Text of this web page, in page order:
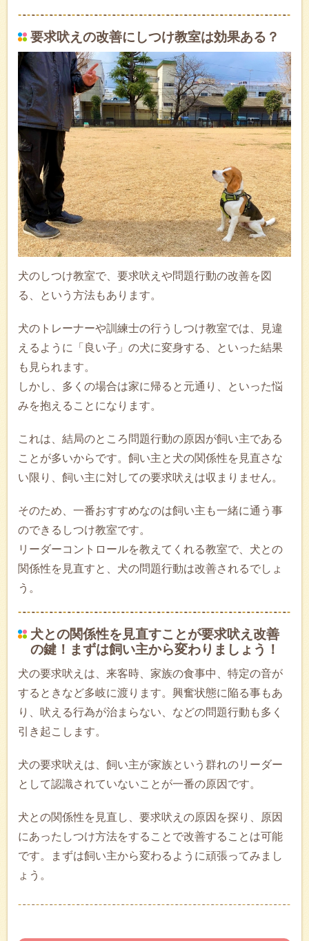
要求吠えの改善にしつけ教室は効果ある？
犬のしつけ教室で、要求吠えや問題行動の改善を図
る、という方法もあります。
犬のトレーナーや訓練士の行うしつけ教室では、見違
えるように「良い子」の犬に変身する、といった結果
も見られます。
しかし、多くの場合は家に帰ると元通り、といった悩
みを抱えることになります。
これは、結局のところ問題行動の原因が飼い主である
ことが多いからです。飼い主と犬の関係性を見直さな
い限り、飼い主に対しての要求吠えは収まりません。
そのため、一番おすすめなのは飼い主も一緒に通う事
のできるしつけ教室です。
リーダーコントロールを教えてくれる教室で、犬との
関係性を見直すと、犬の問題行動は改善されるでしょ
う。
犬との関係性を見直すことが要求吠え改善
の鍵！まずは飼い主から変わりましょう！
犬の要求吠えは、来客時、家族の食事中、特定の音が
するときなど多岐に渡ります。興奮状態に陥る事もあ
り、吠える行為が治まらない、などの問題行動も多く
引き起こします。
犬の要求吠えは、飼い主が家族という群れのリーダー
として認識されていないことが一番の原因です。
犬との関係性を見直し、要求吠えの原因を探り、原因
にあったしつけ方法をすることで改善することは可能
です。まずは飼い主から変わるように頑張ってみまし
ょう。